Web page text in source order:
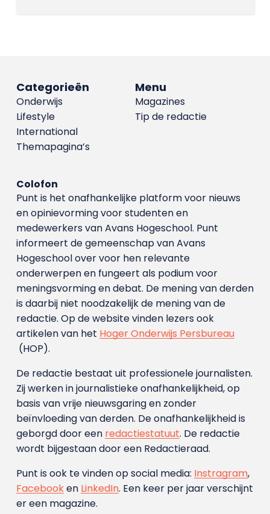
Menu
Magazines
Tip de redactie
Categorieën
Onderwijs
Lifestyle
International
Themapagina’s
Colofon
Punt is het onafhankelijke platform voor nieuws
en opinievorming voor studenten en
medewerkers van Avans Hoge­school. Punt
informeert de gemeenschap van Avans
Hogeschool over voor hen relevante
onderwerpen en fungeert als podium voor
meningsvorming en debat. De mening van derden
is daarbij niet noodzakelijk de mening van de
redactie. Op de website vinden lezers ook
artikelen van het Hoger Onderwijs Persbureau
(HOP).
De redactie bestaat uit professionele journalisten.
Zij werken in journalistieke onafhankelijkheid, op
basis van vrije nieuwsgaring en zonder
beïnvloeding van derden. De onafhankelijkheid is
geborgd door een redactiestatuut. De redactie
wordt bijgestaan door een Redactieraad.
Punt is ook te vinden op social media: Instragram,
Facebooken LinkedIn. Een keer per jaar verschijnt
er een magazine.